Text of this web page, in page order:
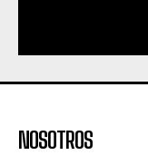
NOSOTROS